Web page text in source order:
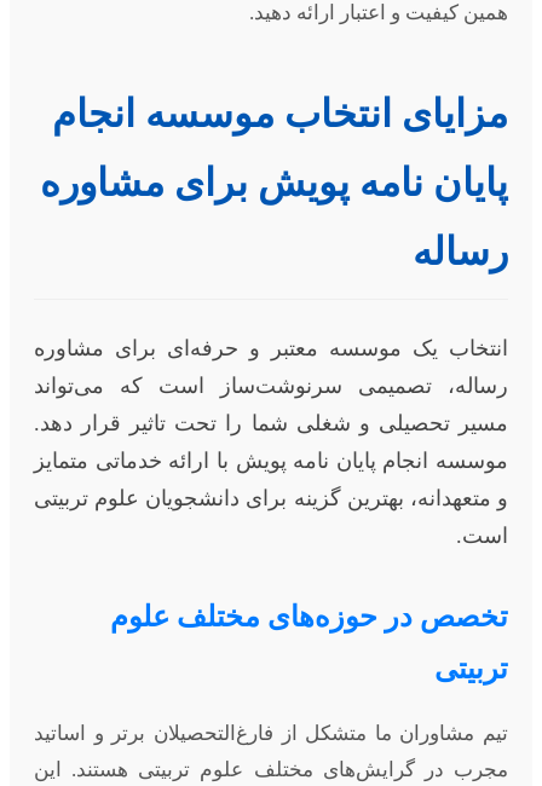
همین کیفیت و اعتبار ارائه دهید.
مزایای انتخاب موسسه انجام
پایان نامه پویش برای مشاوره
رساله
انتخاب یک موسسه معتبر و حرفه‌ای برای مشاوره
رساله، تصمیمی سرنوشت‌ساز است که می‌تواند
مسیر تحصیلی و شغلی شما را تحت تاثیر قرار دهد.
موسسه انجام پایان نامه پویش با ارائه خدماتی متمایز
و متعهدانه، بهترین گزینه برای دانشجویان علوم تربیتی
است.
تخصص در حوزه‌های مختلف علوم
تربیتی
تیم مشاوران ما متشکل از فارغ‌التحصیلان برتر و اساتید
مجرب در گرایش‌های مختلف علوم تربیتی هستند. این